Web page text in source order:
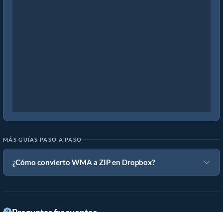
MÁS GUÍAS PASO A PASO
¿Cómo convierto WMA a ZIP en Dropbox?